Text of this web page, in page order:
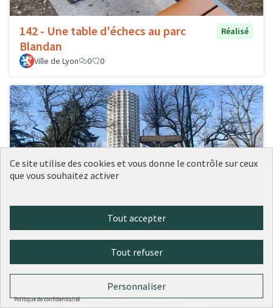
142 - Une table d'échecs au parc
Blandan
Réalisé
Ville de Lyon 0 0
41 - Des plantes grimpantes sur les
grilles des city stades
Ce site utilise des cookies et vous donne le contrôle sur ceux
que vous souhaitez activer
Tout accepter
Tout refuser
Personnaliser
Politique de confidentialité